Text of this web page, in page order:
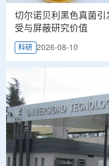
切尔诺贝利黑色真菌
受与屏蔽研究价值
科研 2026-08-10